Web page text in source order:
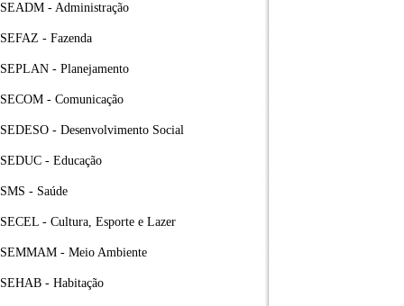
SEADM - Administração
SEFAZ - Fazenda
SEPLAN - Planejamento
SECOM - Comunicação
SEDESO - Desenvolvimento Social
SEDUC - Educação
SMS - Saúde
SECEL - Cultura, Esporte e Lazer
SEMMAM - Meio Ambiente
SEHAB - Habitação